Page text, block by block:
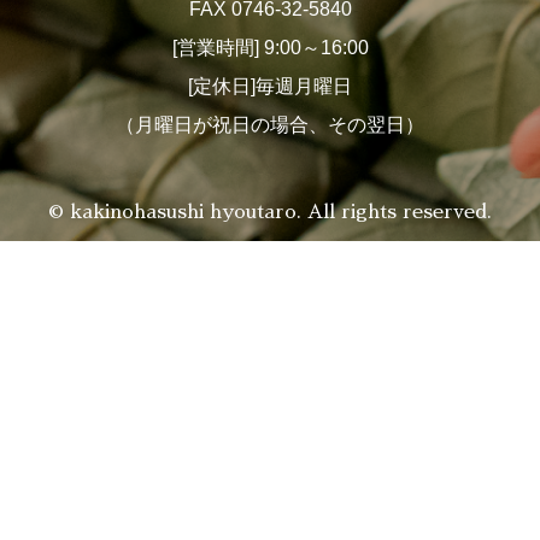
FAX 0746-32-5840
[営業時間] 9:00～16:00
[定休日]毎週月曜日
（月曜日が祝日の場合、その翌日）
© kakinohasushi hyoutaro. All rights reserved.